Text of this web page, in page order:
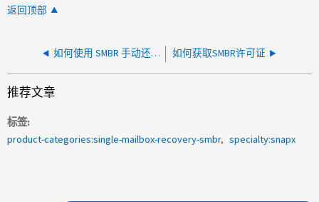
返回顶部
如何使用 SMBR 手动还原单个项目 如何获取SMBR许可证
推荐文章
标签
product-categories:single-mailbox-recovery-smbr
specialty:snapx